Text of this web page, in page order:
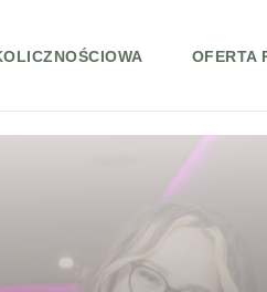
OFERTA
z 18 urodzin!